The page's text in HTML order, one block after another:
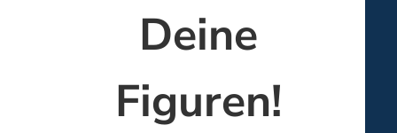
Deine
Figuren!